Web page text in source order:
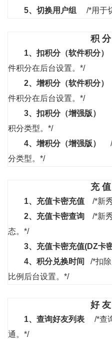
5、 切换用户组 /*用于
积
1、扣积分（软件积分）
件积分在后台设置。*/
2、 增积分（软件积分）
件积分在后台设置。*/
3、扣积分（增强版）
/*
积分类型。*/
4、 增积分（增强版）
/
分类型。*/
充
1、 充值卡密充值
/*新
2、 充值卡密查询 /*新
态。*/
3、 充值卡密充值(DZ卡
4、 积分兑换时间
/*扣除
比例后台设置。*/
好
1、 查询好友列表
/*查
通。*/